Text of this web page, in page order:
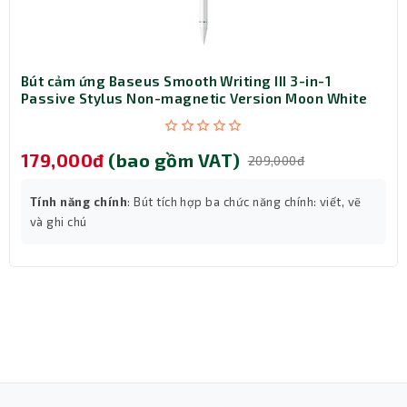
tế và chắc chắn cũng giúp bảo vệ dữ liệu của bạn một
Bút cảm ứng Baseus Smooth Writing III 3-in-1
Passive Stylus Non-magnetic Version Moon White
179,000đ (bao gồm VAT) 209,000đ
Tính năng chính: Bút tích hợp ba chức năng chính: viết, vẽ
và ghi chú